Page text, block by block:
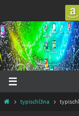
Inhalt
springen
Starttypischl3na